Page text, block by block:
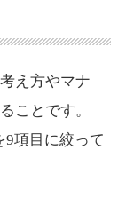
え方やマナ
ことです。
9項目に絞って